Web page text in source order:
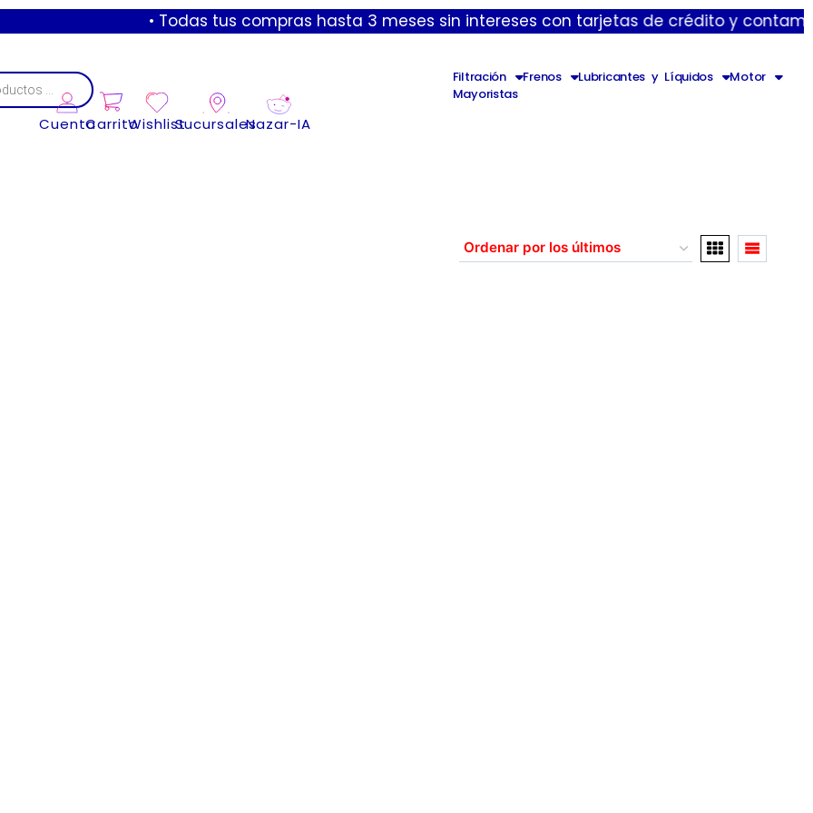
• Todas tus compras hasta 3 meses sin intereses con tarjetas de crédito y contamos
CuentaCarritoWishlistSucursalesNazar-IA
Filtración Frenos Lubricantes y Líquidos
Motor
Mayoristas